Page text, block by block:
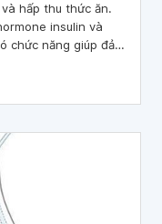
hấp thu thức ăn.
insulin và
chức năng giúp đảm